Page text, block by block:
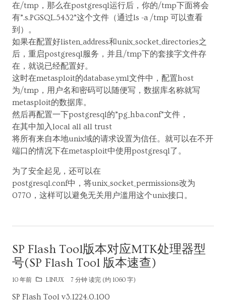
在/tmp，那么在postgresql运行后，你的/tmp下面将会
有”.s.PGSQL.5432”这个文件（通过ls -a /tmp 可以查看
到）。
如果在配置好listen_address和unix_socket_directories之
后，重启postgresql服务，并且/tmp下的套接字文件存
在，就说已经配置好。
这时在metasploit的database.yml文件中，配置host
为/tmp，用户名和密码可以随便写，数据库名称就写
metasploit的数据库。
然后再配置一下postgresql的”pg_hba.conf”文件，
在其中加入local all all trust
将所有来自本地unix域的请求设置为信任。就可以在不开
端口的情况下在metasploit中使用postgresql了。
为了安全起见，还可以在
postgresql.conf中，将unix_socket_permissions改为
0770，这样可以避免无关用户滥用这个unix接口。
SP Flash Tool版本对应MTK处理器型
号(SP Flash Tool 版本速查)
10 年前 LINUX 7 分钟 读完 (约 1060 字)
SP Flash Tool v3.1224.0.100